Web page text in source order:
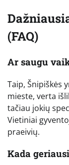
(FAQ)
Ar saugu
Taip, Šnipiškės
mieste, verta
tačiau jokių
Vietiniai
praeivių.
Kada